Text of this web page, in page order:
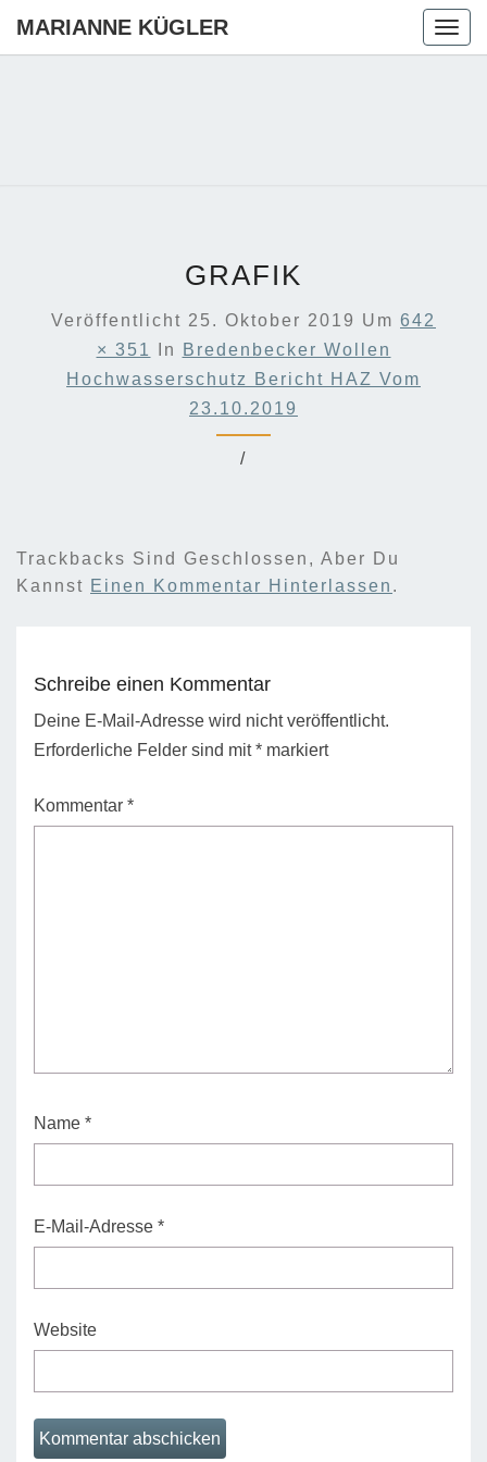
MARIANNE KÜGLER
GRAFIK
Veröffentlicht 25. Oktober 2019 Um 642
× 351
In
Bredenbecker Wollen
Hochwasserschutz Bericht HAZ Vom
23.10.2019
/
Trackbacks Sind Geschlossen, Aber Du
Kannst Einen Kommentar Hinterlassen .
Schreibe einen Kommentar
Deine E-Mail-Adresse wird nicht veröffentlicht.
Erforderliche Felder sind mit* markiert
Kommentar *
Name *
E-Mail-Adresse *
Website